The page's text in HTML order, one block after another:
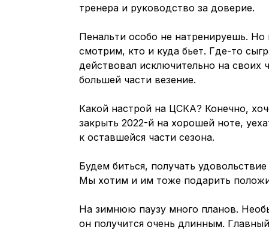
тренера и руководство за доверие.
Пенальти особо не натренируешь.
смотрим, кто и куда бьет. Где-то
действовал исключительно на
большей части везение.
Какой настрой на ЦСКА? Конечно,
закрыть 2022-й на хорошей ноте,
к оставшейся части сезона.
Будем биться, получать
Мы хотим и им тоже подарить
На зимнюю паузу много планов.
он получится очень длинным.